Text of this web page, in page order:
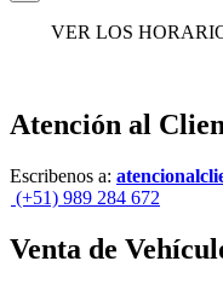
VER LOS
Atención al
Escribenos a:
(+51) 989 284 672
Venta de